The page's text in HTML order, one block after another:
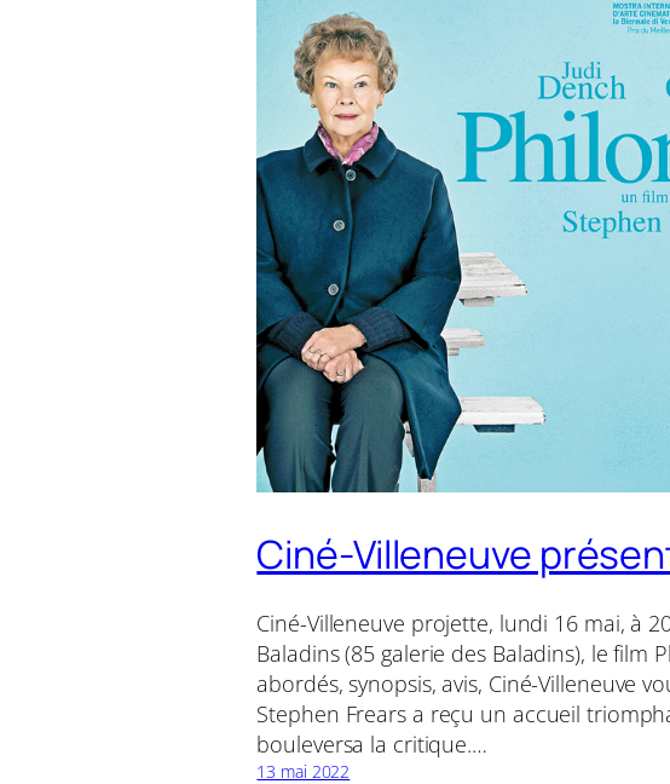
Ciné-Villeneuve
Ciné-Villeneuve projette, lundi 16 mai, à
Baladins (85 galerie des Baladins), le film
abordés, synopsis, avis, Ciné-Villeneuve
Stephen Frears a reçu un accueil
bouleversa la critique.…
13 mai 2022